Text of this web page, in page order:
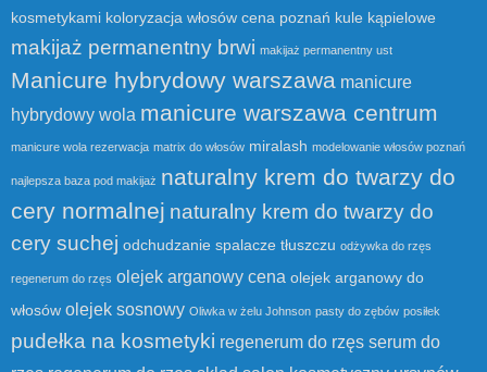
kosmetykami koloryzacja włosów cena poznań kule kąpielowe
makijaż permanentny brwi makijaż permanentny ust
Manicure hybrydowy warszawa manicure
hybrydowy wola manicure warszawa centrum
manicure wola rezerwacja matrix do włosów miralash modelowanie włosów poznań
najlepsza baza pod makijaż naturalny krem do twarzy do
cery normalnej naturalny krem do twarzy do
cery suchej odchudzanie spalacze tłuszczu odżywka do rzęs
regenerum do rzęs olejek arganowy cena olejek arganowy do
włosów olejek sosnowy Oliwka w żelu Johnson pasty do zębów posiłek
pudełka na kosmetyki regenerum do rzęs serum do